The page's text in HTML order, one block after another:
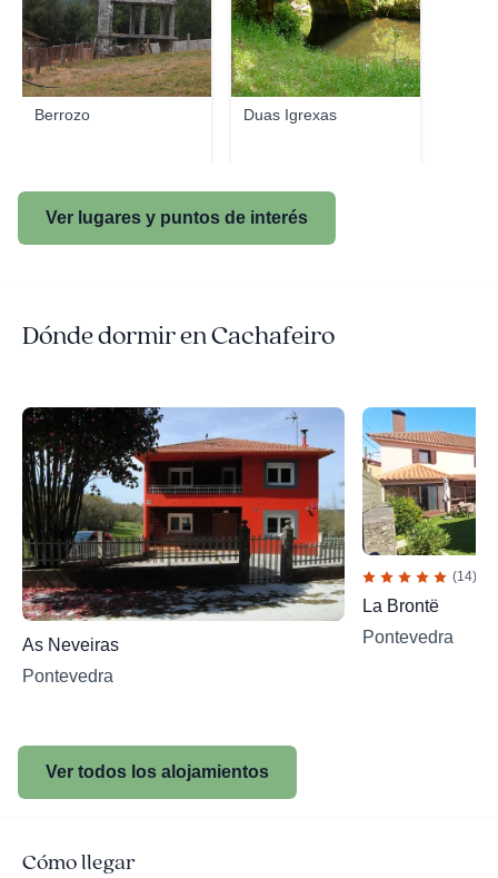
Berrozo Duas Igrexas
Ver lugares y puntos de interés
Dónde dormir en Cachafeiro
As Neveiras
Pontevedra
(14)
La Brontë
Pontevedra
Ver todos los alojamientos
Cómo llegar